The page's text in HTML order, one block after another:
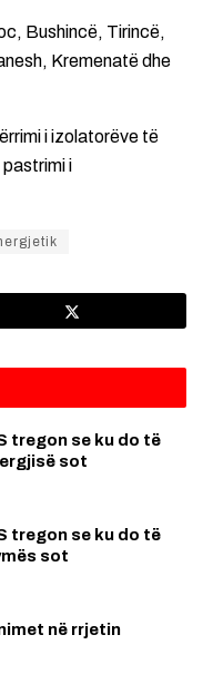
Bushincë, Tirincë,
Kremenatë dhe
i izolatorëve të
i
tregon se ku do të
sot
tregon se ku do të
sot
në rrjetin